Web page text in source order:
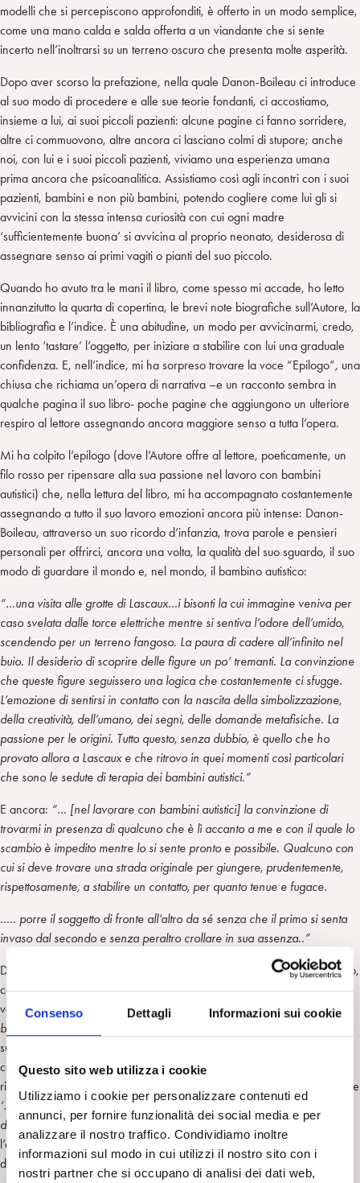
Consenso Dettagli Informazioni sui cookie
Questo sito web utilizza i cookie
Utilizziamo i cookie per personalizzare contenuti ed
annunci, per fornire funzionalità dei social media e per
analizzare il nostro traffico. Condividiamo inoltre
informazioni sul modo in cui utilizzi il nostro sito con i
nostri partner che si occupano di analisi dei dati web,
modelli che si percepiscono approfonditi, è offerto in un modo semplice,
come una mano calda e salda offerta a un viandante che si sente
incerto nell’inoltrarsi su un terreno oscuro che presenta molte asperità.
Dopo aver scorso la prefazione, nella quale Danon-Boileau ci introduce
al suo modo di procedere e alle sue teorie fondanti, ci accostiamo,
insieme a lui, ai suoi piccoli pazienti: alcune pagine ci fanno sorridere,
altre ci commuovono, altre ancora ci lasciano colmi di stupore; anche
noi, con lui e i suoi piccoli pazienti, viviamo una esperienza umana
prima ancora che psicoanalitica. Assistiamo così agli incontri con i suoi
pazienti, bambini e non più bambini, potendo cogliere come lui gli si
avvicini con la stessa intensa curiosità con cui ogni madre
‘sufficientemente buona’ si avvicina al proprio neonato, desiderosa di
assegnare senso ai primi vagiti o pianti del suo piccolo.
Quando ho avuto tra le mani il libro, come spesso mi accade, ho letto
innanzitutto la quarta di copertina, le brevi note biografiche sull’Autore, la
bibliografia e l’indice. È una abitudine, un modo per avvicinarmi, credo,
un lento ‘tastare’ l’oggetto, per iniziare a stabilire con lui una graduale
confidenza. E, nell’indice, mi ha sorpreso trovare la voce “Epilogo”, una
chiusa che richiama un’opera di narrativa –e un racconto sembra in
qualche pagina il suo libro- poche pagine che aggiungono un ulteriore
respiro al lettore assegnando ancora maggiore senso a tutta l’opera.
Mi ha colpito l’epilogo (dove l’Autore offre al lettore, poeticamente, un
filo rosso per ripensare alla sua passione nel lavoro con bambini
autistici) che, nella lettura del libro, mi ha accompagnato costantemente
assegnando a tutto il suo lavoro emozioni ancora più intense: Danon-
Boileau, attraverso un suo ricordo d’infanzia, trova parole e pensieri
personali per offrirci, ancora una volta, la qualità del suo sguardo, il suo
modo di guardare il mondo e, nel mondo, il bambino autistico:
“…una visita alle grotte di Lascaux…i bisonti la cui immagine veniva per
caso svelata dalle torce elettriche mentre si sentiva l’odore dell’umido,
scendendo per un terreno fangoso. La paura di cadere all’infinito nel
buio. Il desiderio di scoprire delle figure un po’ tremanti. La convinzione
che queste figure seguissero una logica che costantemente ci sfugge.
L’emozione di sentirsi in contatto con la nascita della simbolizzazione,
della creatività, dell’umano, dei segni, delle domande metafisiche. La
passione per le origini. Tutto questo, senza dubbio, è quello che ho
provato allora a Lascaux e che ritrovo in quei momenti così particolari
che sono le sedute di terapia dei bambini autistici.”
E ancora: “… [nel lavorare con bambini autistici] la convinzione di
trovarmi in presenza di qualcuno che è lì accanto a me e con il quale lo
scambio è impedito mentre lo si sente pronto e possibile. Qualcuno con
cui si deve trovare una strada originale per giungere, prudentemente,
rispettosamente, a stabilire un contatto, per quanto tenue e fugace.
….. porre il soggetto di fronte all’altro da sé senza che il primo si senta
invaso dal secondo e senza peraltro crollare in sua assenza..”
Danon-Boileau ha un particolare modo di avvicinare il bambino autistico,
cerca di entrare con prudenza nel suo gioco e inserisce, di volta in
volta, un piccolo elemento nuovo‘per creare uno spazio tra [il
bambino]e l’oggetto della sua fascinazione’
suono come di pioggia al cadere di una matita, un dondolio del proprio
corpo che richiama il dondolio di una porta; piccoli gesti esplorativi e
rispettosi e, soprattutto, mantiene viva dentro di sé la capacità di tollerare
‘…come ci sentiamo di fronte ad un bambino che ci tiene così in
disparte’.Egli –questo mi ha particolarmente colpito- sembra vivere
l’esperienza di ogni momento insieme ai suoi pazienti dove vivere
diventa qualcosa di più intenso del condividere.